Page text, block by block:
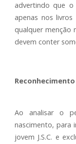
advertindo que o
apenas nos
qualquer menção
devem conter
Ao analisar o
nascimento, para
jovem J.S.C. e